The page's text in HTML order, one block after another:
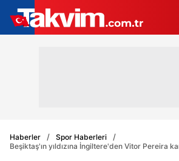
Haberler
Spor Haberleri
Beşiktaş'ın yıldızına İngiltere'den Vitor Pereira